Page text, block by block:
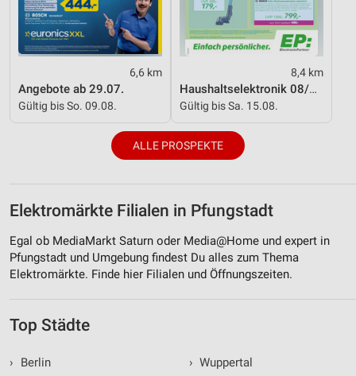
6,6 km
Angebote ab 29.07.
Gültig bis So. 09.08.
8,4 km
Haushaltselektronik 08/2026
Gültig bis Sa. 15.08.
ALLE PROSPEKTE
Elektromärkte Filialen in Pfungstadt
Egal ob MediaMarkt Saturn oder Media@Home und expert in
Pfungstadt und Umgebung findest Du alles zum Thema
Elektromärkte. Finde hier Filialen und Öffnungszeiten.
Top Städte
›
Berlin
› Wuppertal